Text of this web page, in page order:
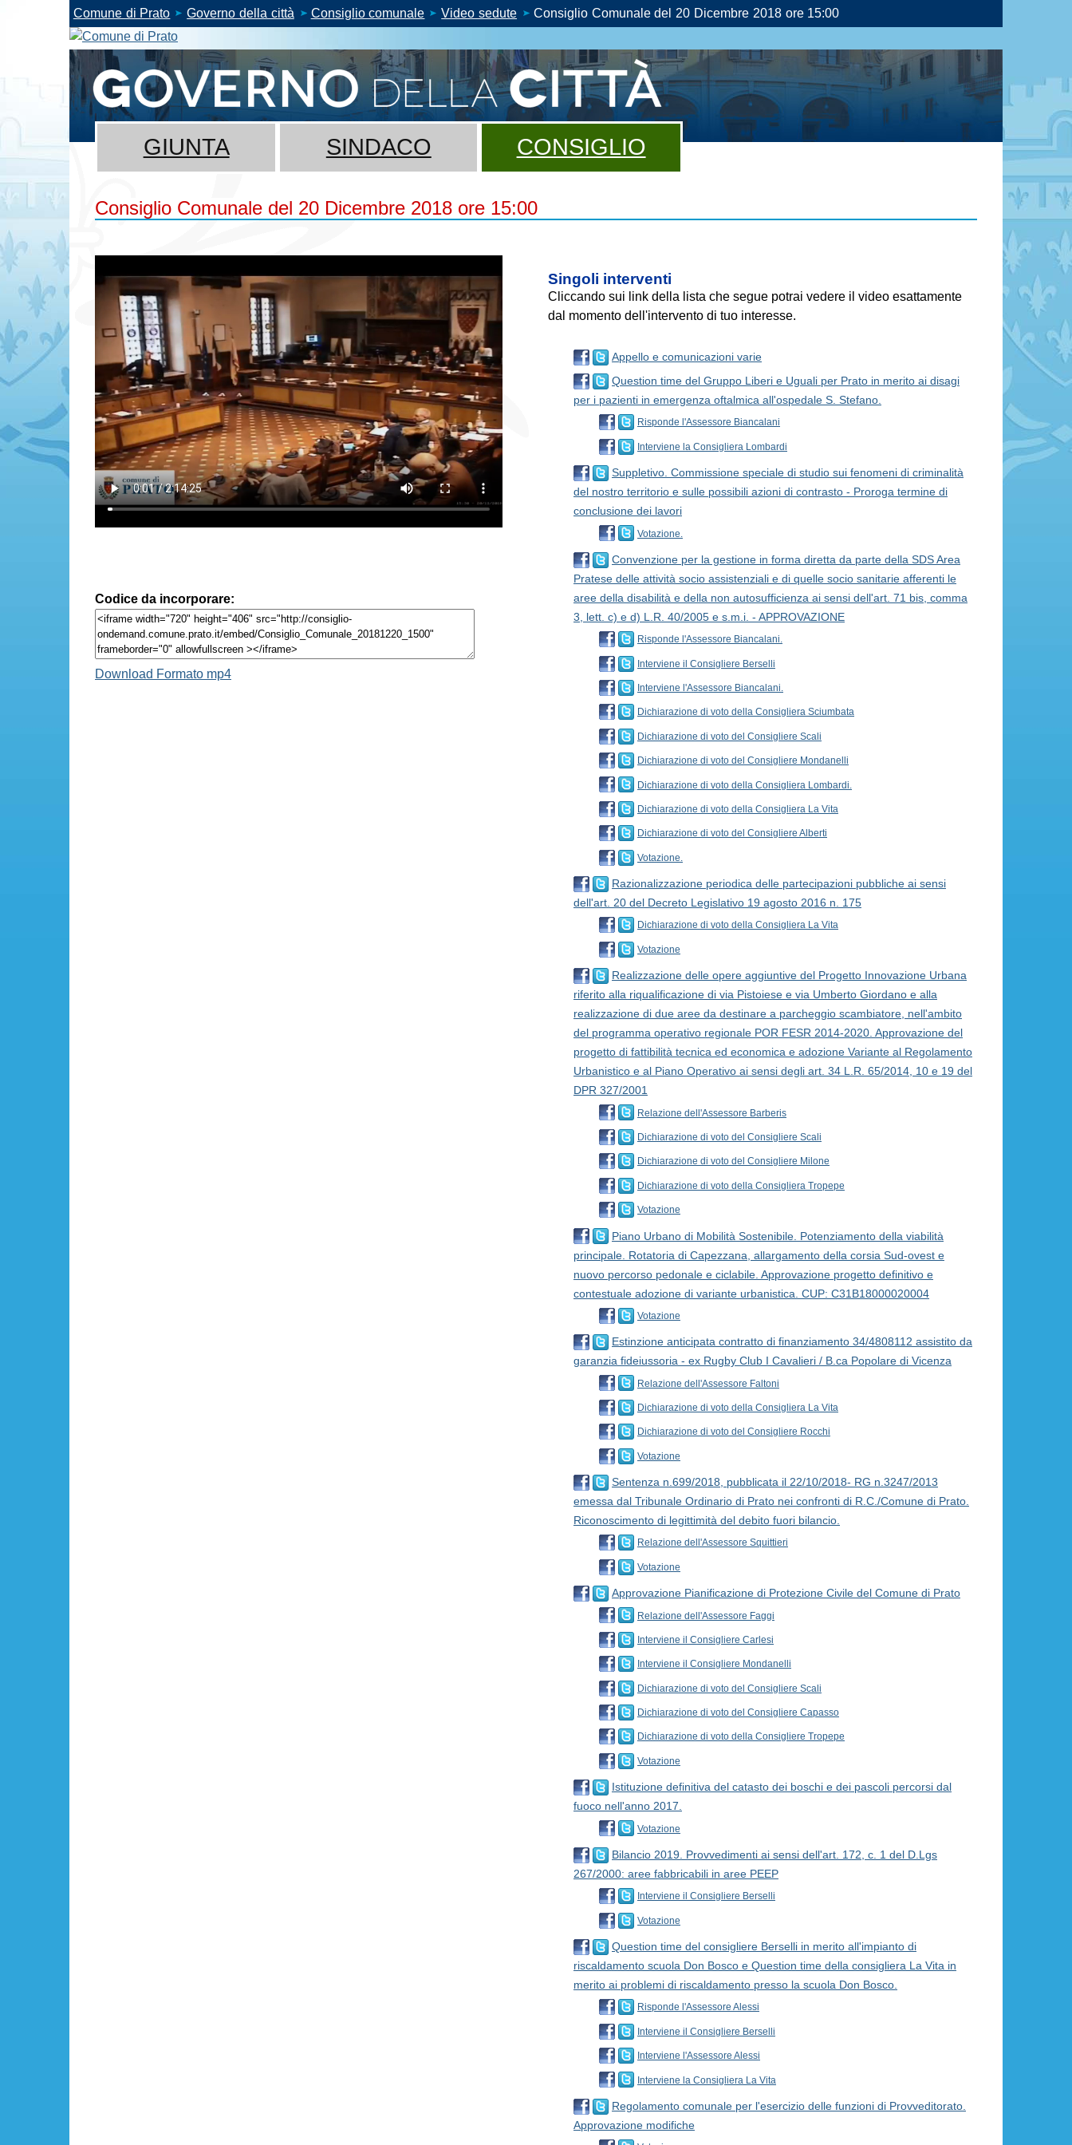
Comune di Prato Governo della città Consiglio comunale Video sedute Consiglio Comunale del 20 Dicembre 2018 ore 15:00
GIUNTA SINDACO CONSIGLIO
Consiglio Comunale del 20 Dicembre 2018 ore 15:00
Codice da incorporare:
Download Formato mp4
Singoli interventi
Cliccando sui link della lista che segue potrai vedere il video esattamente
dal momento dell'intervento di tuo interesse.
Appello e comunicazioni varie
Question time del Gruppo Liberi e Uguali per Prato in merito ai disagi
per i pazienti in emergenza oftalmica all'ospedale S. Stefano.
Risponde l'Assessore Biancalani
Interviene la Consigliera Lombardi
Suppletivo. Commissione speciale di studio sui fenomeni di criminalità
del nostro territorio e sulle possibili azioni di contrasto - Proroga termine di
conclusione dei lavori
Votazione.
Convenzione per la gestione in forma diretta da parte della SDS Area
Pratese delle attività socio assistenziali e di quelle socio sanitarie afferenti le
aree della disabilità e della non autosufficienza ai sensi dell'art. 71 bis, comma
3, lett. c) e d) L.R. 40/2005 e s.m.i. - APPROVAZIONE
Risponde l'Assessore Biancalani.
Interviene il Consigliere Berselli
Interviene l'Assessore Biancalani.
Dichiarazione di voto della Consigliera Sciumbata
Dichiarazione di voto del Consigliere Scali
Dichiarazione di voto del Consigliere Mondanelli
Dichiarazione di voto della Consigliera Lombardi.
Dichiarazione di voto della Consigliera La Vita
Dichiarazione di voto del Consigliere Alberti
Votazione.
Razionalizzazione periodica delle partecipazioni pubbliche ai sensi
dell'art. 20 del Decreto Legislativo 19 agosto 2016 n. 175
Dichiarazione di voto della Consigliera La Vita
Votazione
Realizzazione delle opere aggiuntive del Progetto Innovazione Urbana
riferito alla riqualificazione di via Pistoiese e via Umberto Giordano e alla
realizzazione di due aree da destinare a parcheggio scambiatore, nell'ambito
del programma operativo regionale POR FESR 2014-2020. Approvazione del
progetto di fattibilità tecnica ed economica e adozione Variante al Regolamento
Urbanistico e al Piano Operativo ai sensi degli art. 34 L.R. 65/2014, 10 e 19 del
DPR 327/2001
Relazione dell'Assessore Barberis
Dichiarazione di voto del Consigliere Scali
Dichiarazione di voto del Consigliere Milone
Dichiarazione di voto della Consigliera Tropepe
Votazione
Piano Urbano di Mobilità Sostenibile. Potenziamento della viabilità
principale. Rotatoria di Capezzana, allargamento della corsia Sud-ovest e
nuovo percorso pedonale e ciclabile. Approvazione progetto definitivo e
contestuale adozione di variante urbanistica. CUP: C31B18000020004
Votazione
Estinzione anticipata contratto di finanziamento 34/4808112 assistito da
garanzia fideiussoria - ex Rugby Club I Cavalieri / B.ca Popolare di Vicenza
Relazione dell'Assessore Faltoni
Dichiarazione di voto della Consigliera La Vita
Dichiarazione di voto del Consigliere Rocchi
Votazione
Sentenza n.699/2018, pubblicata il 22/10/2018- RG n.3247/2013
emessa dal Tribunale Ordinario di Prato nei confronti di R.C./Comune di Prato.
Riconoscimento di legittimità del debito fuori bilancio.
Relazione dell'Assessore Squittieri
Votazione
Approvazione Pianificazione di Protezione Civile del Comune di Prato
Relazione dell'Assessore Faggi
Interviene il Consigliere Carlesi
Interviene il Consigliere Mondanelli
Dichiarazione di voto del Consigliere Scali
Dichiarazione di voto del Consigliere Capasso
Dichiarazione di voto della Consigliere Tropepe
Votazione
Istituzione definitiva del catasto dei boschi e dei pascoli percorsi dal
fuoco nell'anno 2017.
Votazione
Bilancio 2019. Provvedimenti ai sensi dell'art. 172, c. 1 del D.Lgs
267/2000: aree fabbricabili in aree PEEP
Interviene il Consigliere Berselli
Votazione
Question time del consigliere Berselli in merito all'impianto di
riscaldamento scuola Don Bosco e Question time della consigliera La Vita in
merito ai problemi di riscaldamento presso la scuola Don Bosco.
Risponde l'Assessore Alessi
Interviene il Consigliere Berselli
Interviene l'Assessore Alessi
Interviene la Consigliera La Vita
Regolamento comunale per l'esercizio delle funzioni di Provveditorato.
Approvazione modifiche